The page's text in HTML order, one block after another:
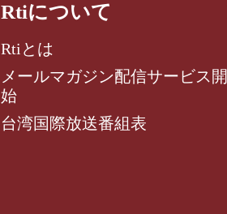
Rtiについて
Rtiとは
メールマガジン配信サービス開
始
台湾国際放送番組表